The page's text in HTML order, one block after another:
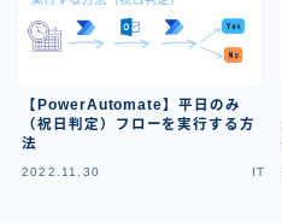
【PowerAutomate】平日のみ
（祝日判定）フローを実行する方
法
2022.11.30 IT